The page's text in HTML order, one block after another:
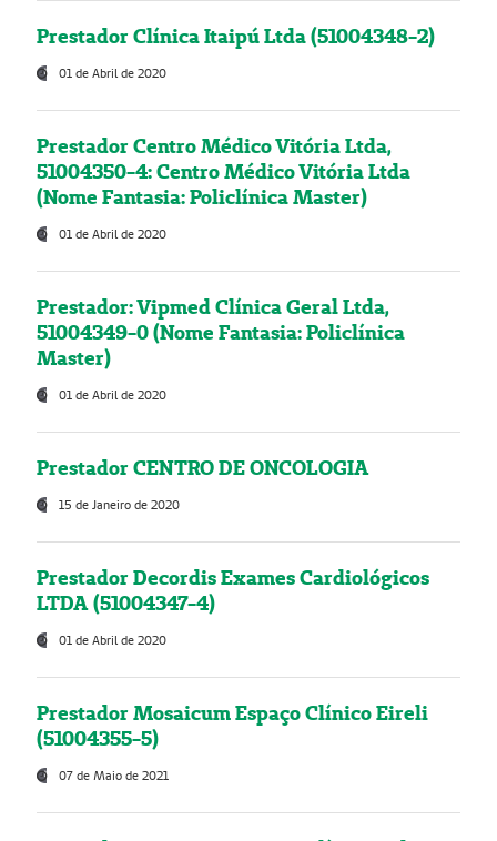
Prestador Clínica Itaipú Ltda (51004348-2)
01 de Abril de 2020
Prestador Centro Médico Vitória Ltda,
51004350-4: Centro Médico Vitória Ltda
(Nome Fantasia: Policlínica Master)
01 de Abril de 2020
Prestador: Vipmed Clínica Geral Ltda,
51004349-0 (Nome Fantasia: Policlínica
Master)
01 de Abril de 2020
Prestador CENTRO DE ONCOLOGIA
15 de Janeiro de 2020
Prestador Decordis Exames Cardiológicos
LTDA (51004347-4)
01 de Abril de 2020
Prestador Mosaicum Espaço Clínico Eireli
(51004355-5)
07 de Maio de 2021